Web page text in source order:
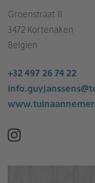
Groenstraat 11
3472 Kortenaken
Belgien
+32 497 26 74 22